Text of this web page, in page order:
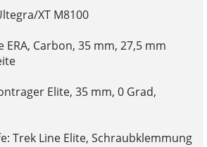
XT M8100
ERA, Carbon, 35 mm, 27,5 mm
Elite, 35 mm, 0 Grad,
Trek Line Elite, Schraubklemmung